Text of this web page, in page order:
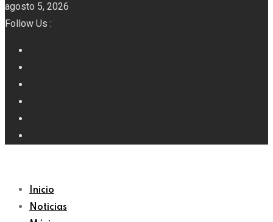
agosto 5, 2026
Follow Us :
Inicio
Noticias